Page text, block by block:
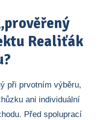
Realiťák
při prvotním výběru,
ani individuální
Před spoluprací